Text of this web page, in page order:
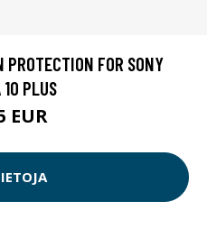
FOR SONY
PLUS
EUR